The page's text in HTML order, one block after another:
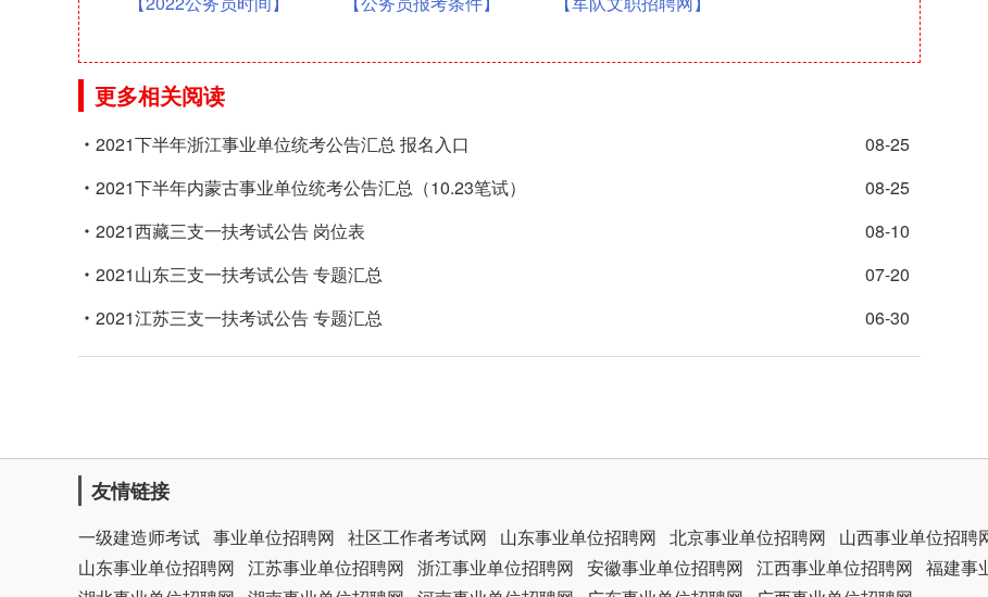
更多相关阅读
2021下半年浙江事业单位统考公告汇总 报名入口
08-25
2021下半年内蒙古事业单位统考公告汇总（10.23笔试）
08-25
2021西藏三支一扶考试公告 岗位表
08-10
2021山东三支一扶考试公告 专题汇总
07-20
2021江苏三支一扶考试公告 专题汇总
06-30
友情链接
一级建造师考试 事业单位招聘网 社区工作者考试网 山东事业单位招聘网 北京事业单位招聘网 山西事业单位招聘
山东事业单位招聘网 江苏事业单位招聘网 浙江事业单位招聘网 安徽事业单位招聘网 江西事业单位招聘网 福建事